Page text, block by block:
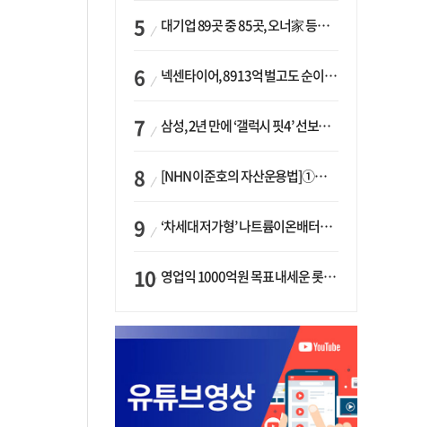
대기업 89곳 중 85곳, 오너家 등기임원 겸직…BS 46곳·SM 45곳 ‘족벌경영’ 고착화
넥센타이어, 8913억 벌고도 순이익 2억…유럽 세부담에 이익 증발
삼성, 2년 만에 ‘갤럭시 핏4’ 선보이나…웨어러블 생태계 확장 ‘시동’
[NHN 이준호의 자산운용법]①이니시오·JLC ‘부동산’-JLC파트너스 ‘투자’…“부동산 담보대출로 투자재원 확보”
‘차세대 저가형’ 나트륨이온배터리 시대 오나…LG화학·에코프로, 상용화 속도낸다
영업익 1000억원 목표 내세운 롯데마트…하반기 ‘오카도’ 시험대